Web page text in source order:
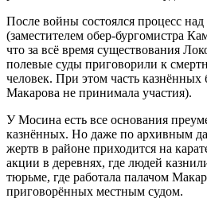
После войны состоялся процесс
(заместителем обер-бургомистра
что за всё время существования
полевые суды приговорили к
человек. При этом часть
Макарова не принимала участия).
У Мосина есть все основания
казнённых. Но даже по архивным
жертв в районе приходится на
акции в деревнях, где людей
тюрьме, где работала палачом
приговорённых местным судом.